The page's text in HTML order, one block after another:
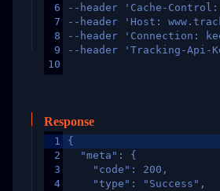
6
7
8
9
10
--header 'Cache-Control:
--header 'Host:
--header 'Connection:
--header 'Tracking-Api-
Response
1
2
3
4
{
  "meta": {
    "code": 200,
    "type": "Success",